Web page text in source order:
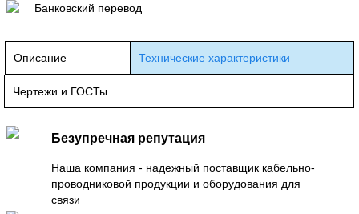
Банковский перевод
Описание Технические характеристики
Чертежи и ГОСТы
Безупречная репутация
Наша компания - надежный поставщик кабельно-
проводниковой продукции и оборудования для
связи